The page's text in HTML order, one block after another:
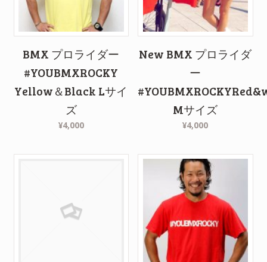
BMX プロライダー
#YOUBMXROCKY
Yellow＆Black Lサイ
ズ
¥4,000
New BMX プロライダ
ー
Mサイズ
¥4,000